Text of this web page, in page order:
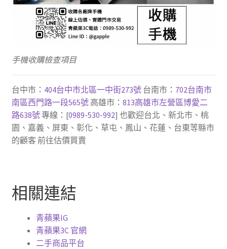
手機收購檢查項目
台中市： 404台中市北區一中街273號台南市： 702台南市
南區西門路一段565號高雄市： 813高雄市左營區博愛二
路638號專線：[0989-530-992] 也歡迎台北、新北市、桃
園、嘉義、屏東、彰化、草屯、鳳山、花蓮、台東等縣市
的顧客 前往估價買賣
相關連結
青蘋果IG
青蘋果3C 官網
二手商品平台